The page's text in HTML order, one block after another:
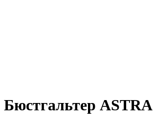
Бюстгальтер ASTRA